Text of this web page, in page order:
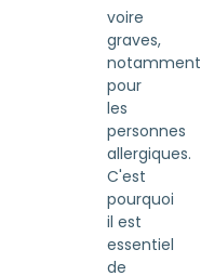
voire
graves,
notamment
pour
les
personnes
allergiques.
C'est
pourquoi
il est
essentiel
de